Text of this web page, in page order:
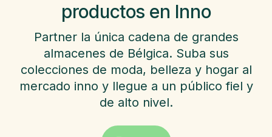
productos en Inno
Partner la única cadena de grandes
almacenes de Bélgica. Suba sus
colecciones de moda, belleza y hogar al
mercado inno y llegue a un público fiel y
de alto nivel.